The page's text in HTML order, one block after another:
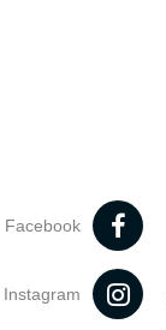
Facebook
Instagram